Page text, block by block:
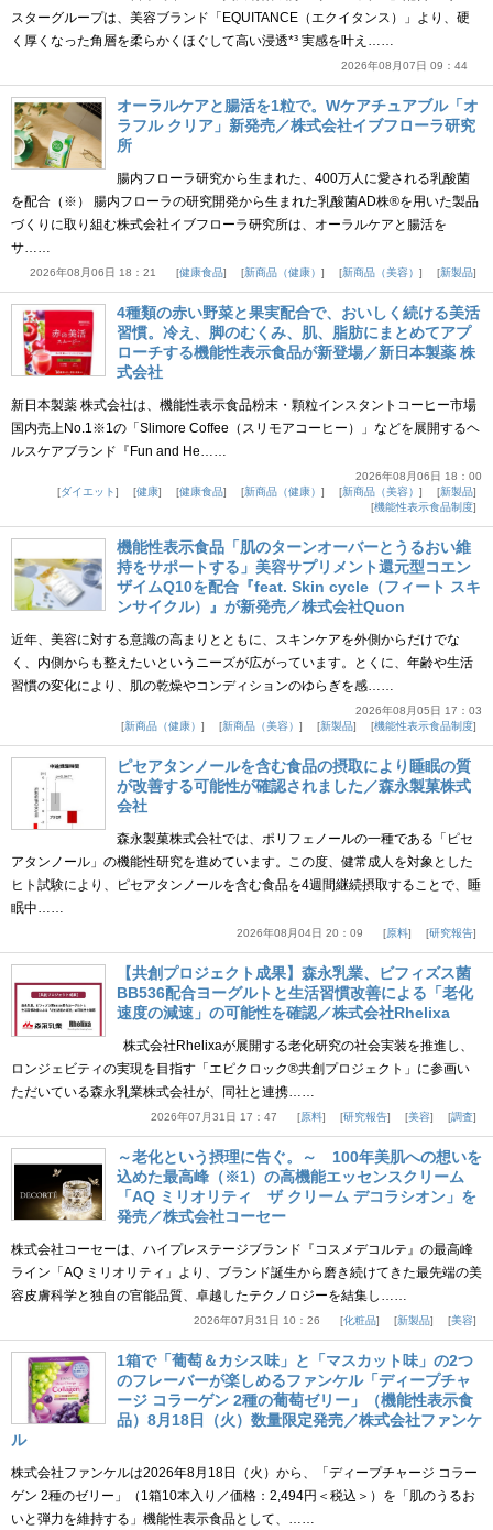
スターグループは、美容ブランド「EQUITANCE（エクイタンス）」より、硬
く厚くなった角層を柔らかくほぐして高い浸透*³ 実感を叶え……
2026年08月07日 09：44
オーラルケアと腸活を1粒で。Wケアチュアブル「オ
ラフル クリア」新発売／株式会社イブフローラ研究
所
腸内フローラ研究から生まれた、400万人に愛される乳酸菌
を配合（※） 腸内フローラの研究開発から生まれた乳酸菌AD株®を用いた製品
づくりに取り組む株式会社イブフローラ研究所は、オーラルケアと腸活を
サ……
2026年08月06日 18：21 健康食品 新商品（健康） 新商品（美容） 新製品
4種類の赤い野菜と果実配合で、おいしく続ける美活
習慣。冷え、脚のむくみ、肌、脂肪にまとめてアプ
ローチする機能性表示食品が新登場／新日本製薬 株
式会社
新日本製薬 株式会社は、機能性表示食品粉末・顆粒インスタントコーヒー市場
国内売上No.1※1の「Slimore Coffee（スリモアコーヒー）」などを展開するヘ
ルスケアブランド『Fun and He……
2026年08月06日 18：00
ダイエット
健康 健康食品 新商品（健康） 新商品（美容）
新製品
機能性表示食品制度
機能性表示食品「肌のターンオーバーとうるおい維
持をサポートする」美容サプリメント還元型コエン
ザイムQ10を配合『feat. Skin cycle（フィート スキ
ンサイクル）』が新発売／株式会社Quon
近年、美容に対する意識の高まりとともに、スキンケアを外側からだけでな
く、内側からも整えたいというニーズが広がっています。とくに、年齢や生活
習慣の変化により、肌の乾燥やコンディションのゆらぎを感……
2026年08月05日 17：03
新商品（健康）
新商品（美容） 新製品 機能性表示食品制度
ピセアタンノールを含む食品の摂取により睡眠の質
が改善する可能性が確認されました／森永製菓株式
会社
森永製菓株式会社では、ポリフェノールの一種である「ピセ
アタンノール」の機能性研究を進めています。この度、健常成人を対象とした
ヒト試験により、ピセアタンノールを含む食品を4週間継続摂取することで、睡
眠中……
2026年08月04日 20：09 原料 研究報告
【共創プロジェクト成果】森永乳業、ビフィズス菌
BB536配合ヨーグルトと生活習慣改善による「老化
速度の減速」の可能性を確認／株式会社Rhelixa
株式会社Rhelixaが展開する老化研究の社会実装を推進し、
ロンジェビティの実現を目指す「エピクロック®共創プロジェクト」に参画い
ただいている森永乳業株式会社が、同社と連携……
2026年07月31日 17：47 原料 研究報告 美容 調査
～老化という摂理に告ぐ。～ 100年美肌への想いを
込めた最高峰（※1）の高機能エッセンスクリーム
「AQ ミリオリティ ザ クリーム デコラシオン」を
発売／株式会社コーセー
株式会社コーセーは、ハイプレステージブランド『コスメデコルテ』の最高峰
ライン「AQ ミリオリティ」より、ブランド誕生から磨き続けてきた最先端の美
容皮膚科学と独自の官能品質、卓越したテクノロジーを結集し……
2026年07月31日 10：26 化粧品 新製品 美容
1箱で「葡萄＆カシス味」と「マスカット味」の2つ
のフレーバーが楽しめるファンケル「ディープチャ
ージ コラーゲン 2種の葡萄ゼリー」（機能性表示食
品）8月18日（火）数量限定発売／株式会社ファンケ
ル
株式会社ファンケルは2026年8月18日（火）から、「ディープチャージ コラー
ゲン 2種のゼリー」（1箱10本入り／価格：2,494円＜税込＞）を「肌のうるお
いと弾力を維持する」機能性表示食品として、……